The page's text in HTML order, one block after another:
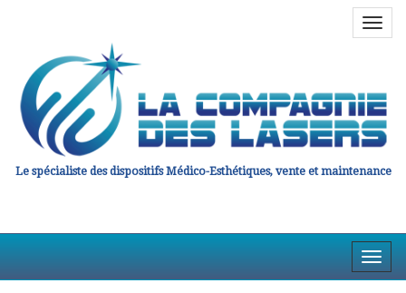
Le spécialiste des dispositifs Médico-Esthétiques, vente et maintenance
la
en